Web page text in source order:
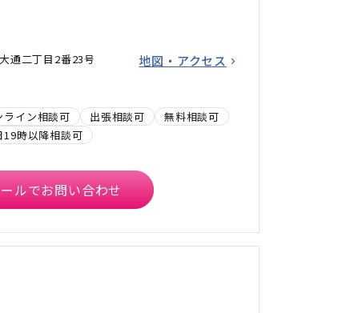
通二丁目2番23号 地図・アクセス
ライン相談可 出張相談可
無料相談可
19時以降相談可
ルでお問い合わせ